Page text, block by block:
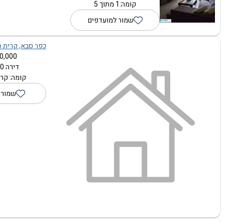
קומה:1 מתוך 5
שמור למועדפים
כפר סבא, קרית
₪
דירה 1.0 חדרים
קומה: